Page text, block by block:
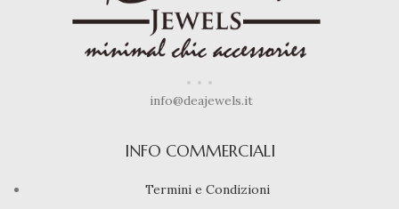
info@deajewels.it
INFO COMMERCIALI
Termini e Condizioni